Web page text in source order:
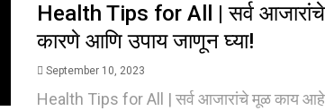
Health Tips for All | सर्व
कारणे आणि उपाय जाणून घ्या!
September 10, 2023
Health Tips for All | सर्व आजारांचे मूळ काय